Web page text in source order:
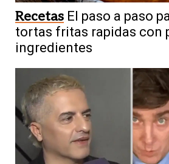
Recetas El paso a paso
tortas fritas rapidas con
ingredientes